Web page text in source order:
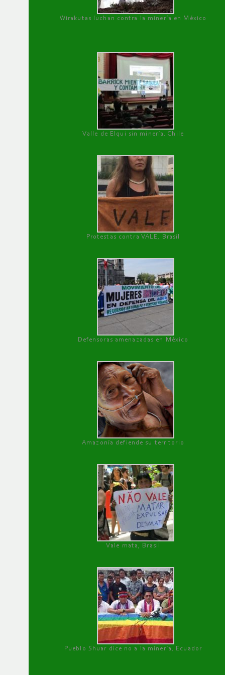
Wirakutas luchan contra la minería en México
Valle de Elqui sin minería. Chile
Protestas contra VALE, Brasil
Defensoras amenazadas en México
Amazonía defiende su territorio
Vale mata, Brasil
Pueblo Shuar dice no a la minería, Ecuador